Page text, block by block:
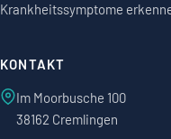
Krankheitssymptome
KONTAKT
Im Moorbusche 100
38162 Cremlingen